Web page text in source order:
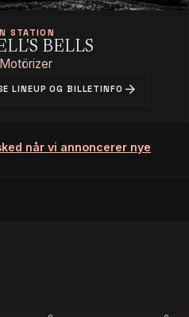
STATION
BELLS
LINEUP OG BILLETINFO arrow_forward
når vi annoncerer nye